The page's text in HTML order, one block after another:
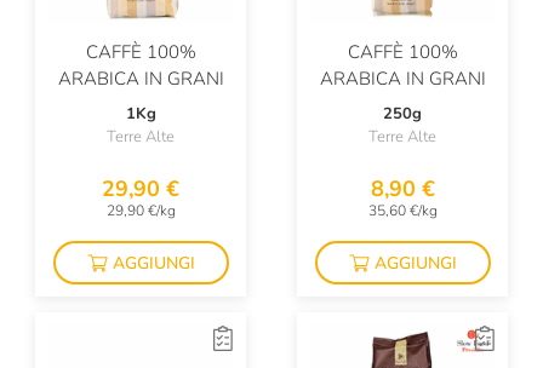
CAFFÈ 100%
ARABICA IN GRANI
1Kg
Terre Alte
29,90 €
29,90 €/kg
AGGIUNGI
CAFFÈ 100%
ARABICA IN GRANI
250g
Terre Alte
8,90 €
35,60 €/kg
AGGIUNGI